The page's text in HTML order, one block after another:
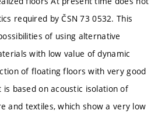
required by ČSN 73 0532. This
of using alternative
with low value of dynamic
of floating floors with very good
based on acoustic isolation of
and textiles, which show a very low